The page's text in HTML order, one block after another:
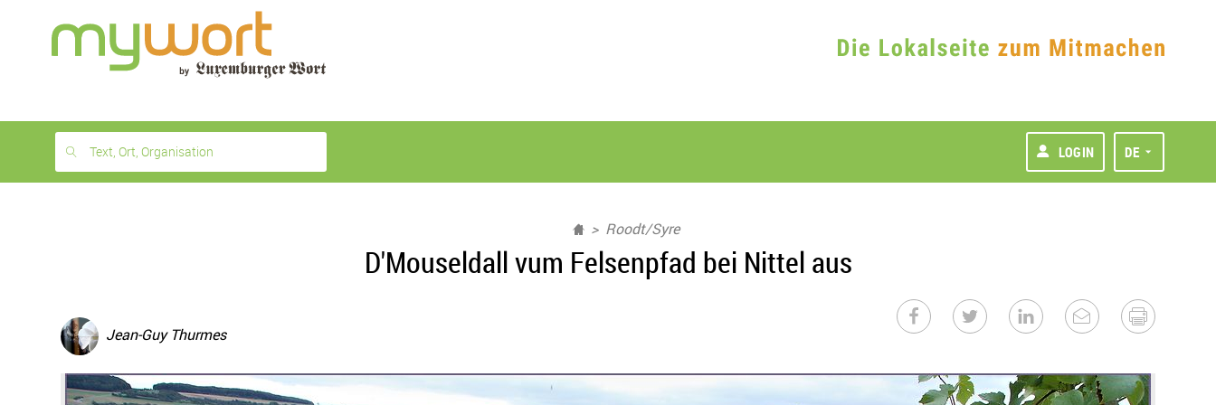
month
free
Text, Ort, Organisation LOGIN DE
Roodt/Syre
D'Mouseldall vum Felsenpfad bei Nittel aus
Jean-Guy Thurmes